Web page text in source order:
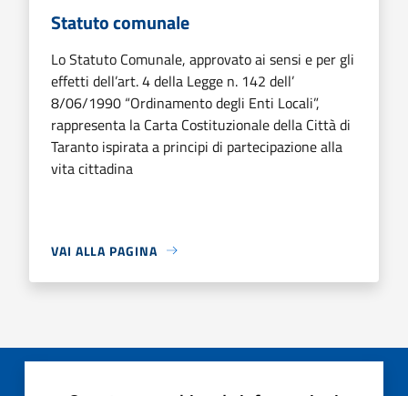
Statuto comunale
Lo Statuto Comunale, approvato ai sensi e per gli
effetti dell’art. 4 della Legge n. 142 dell’
8/06/1990 “Ordinamento degli Enti Locali”,
rappresenta la Carta Costituzionale della Città di
Taranto ispirata a principi di partecipazione alla
vita cittadina
VAI ALLA PAGINA